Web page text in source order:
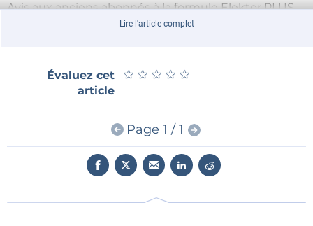
Avis aux anciens abonnés à la formule Elektor PLUS
maintenant remplacée par la carte de membre
Lire l'article complet
Évaluez cet
article
★ ★ ★ ★ ★
★ ★ ★ ★ ★
Page 1 / 1